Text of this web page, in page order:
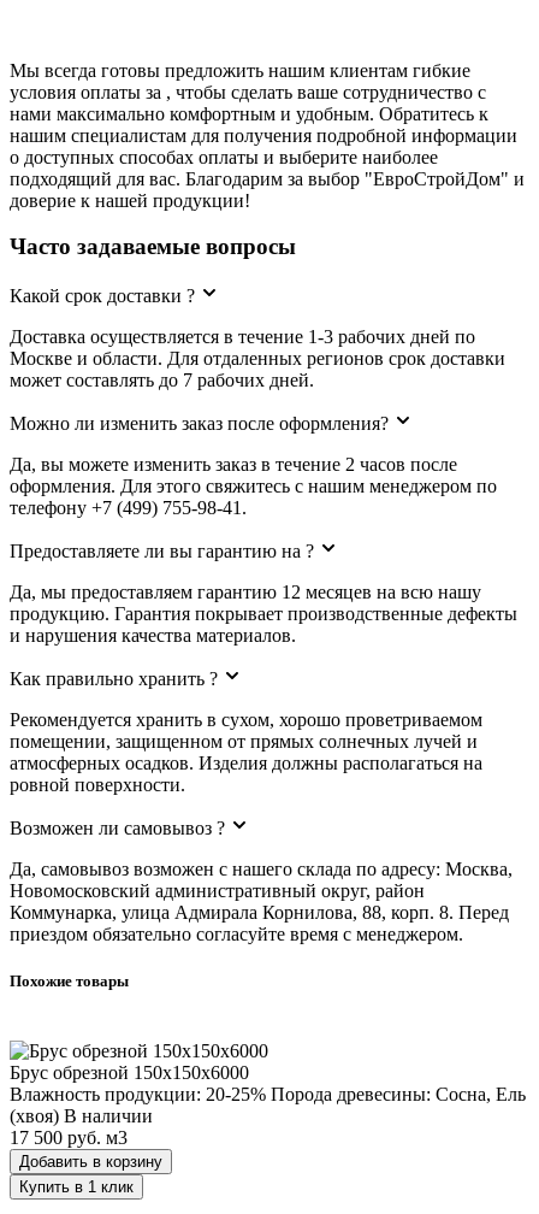
Мы всегда готовы предложить нашим клиентам гибкие
условия оплаты за , чтобы сделать ваше сотрудничество с
нами максимально комфортным и удобным. Обратитесь к
нашим специалистам для получения подробной информации
о доступных способах оплаты и выберите наиболее
подходящий для вас. Благодарим за выбор "ЕвроСтройДом" и
доверие к нашей продукции!
Часто задаваемые вопросы
Какой срок доставки ?
Доставка осуществляется в течение 1-3 рабочих дней по
Москве и области. Для отдаленных регионов срок доставки
может составлять до 7 рабочих дней.
Можно ли изменить заказ после оформления?
Да, вы можете изменить заказ в течение 2 часов после
оформления. Для этого свяжитесь с нашим менеджером по
телефону +7 (499) 755-98-41.
Предоставляете ли вы гарантию на ?
Да, мы предоставляем гарантию 12 месяцев на всю нашу
продукцию. Гарантия покрывает производственные дефекты
и нарушения качества материалов.
Как правильно хранить ?
Рекомендуется хранить в сухом, хорошо проветриваемом
помещении, защищенном от прямых солнечных лучей и
атмосферных осадков. Изделия должны располагаться на
ровной поверхности.
Возможен ли самовывоз ?
Да, самовывоз возможен с нашего склада по адресу: Москва,
Новомосковский административный округ, район
Коммунарка, улица Адмирала Корнилова, 88, корп. 8. Перед
приездом обязательно согласуйте время с менеджером.
Похожие товары
Брус обрезной 150х150х6000
Влажность продукции: 20-25% Порода древесины: Сосна, Ель
(хвоя) В наличии
17 500 руб. м3
Добавить в корзину
Купить в 1 клик